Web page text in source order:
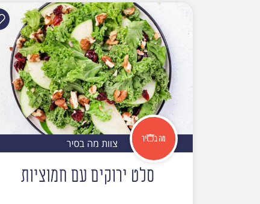
צוות מה בסיר
סלט ירוקים עם חמוציות